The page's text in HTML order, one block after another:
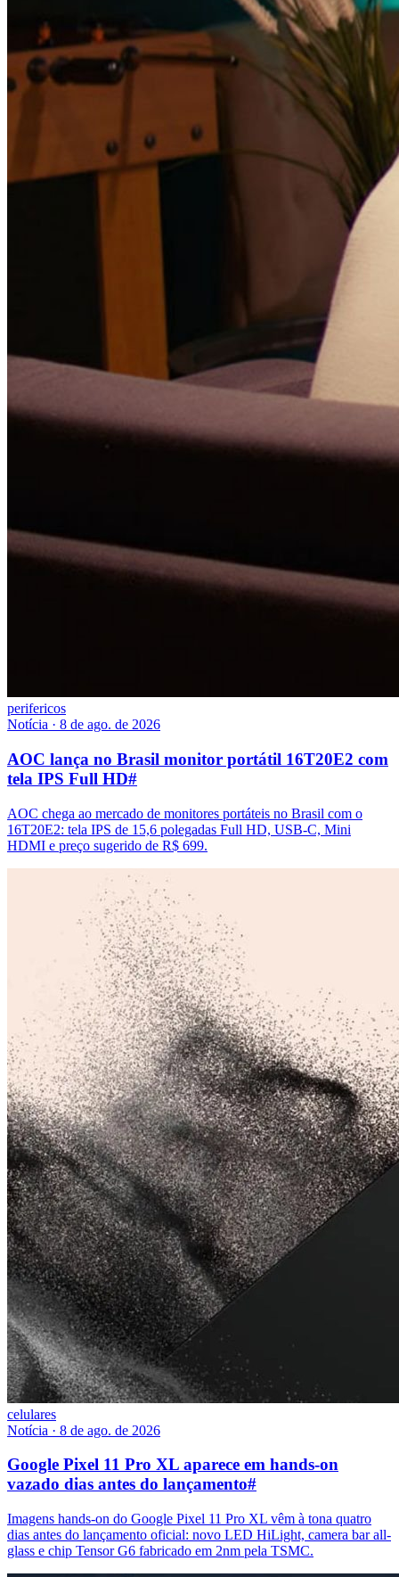
perifericos
Notícia · 8 de ago. de 2026
AOC lança no Brasil monitor portátil 16T20E2 com
tela IPS Full HD#
AOC chega ao mercado de monitores portáteis no Brasil com o
16T20E2: tela IPS de 15,6 polegadas Full HD, USB-C, Mini
HDMI e preço sugerido de R$ 699.
celulares
Notícia · 8 de ago. de 2026
Google Pixel 11 Pro XL aparece em hands-on
vazado dias antes do lançamento#
Imagens hands-on do Google Pixel 11 Pro XL vêm à tona quatro
dias antes do lançamento oficial: novo LED HiLight, camera bar all-
glass e chip Tensor G6 fabricado em 2nm pela TSMC.